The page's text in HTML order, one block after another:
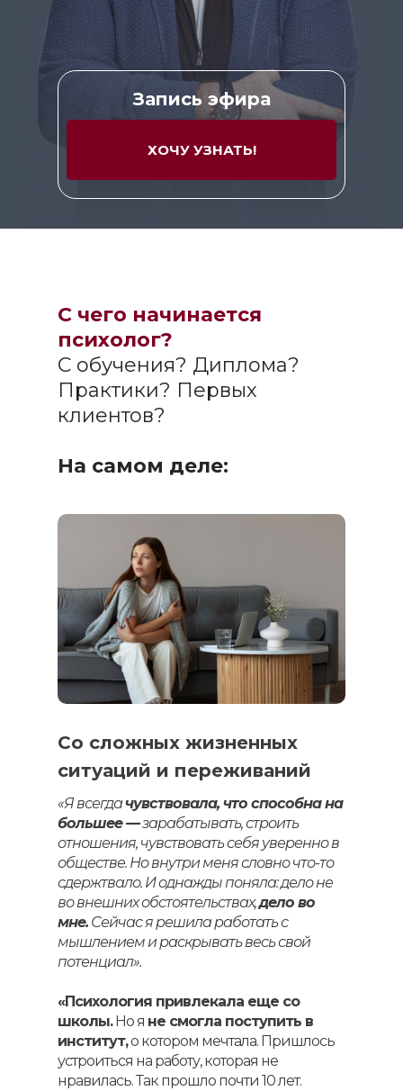
ХОЧУ УЗНАТЬ!
Запись эфира
С чего начинается
психолог?
С обучения? Диплома?
Практики? Первых
клиентов?
На самом деле:
«Я всегдачувствовала, что способна на
большее —зарабатывать, строить
отношения, чувствовать себя уверенно в
обществе. Но внутри меня словно что-то
сдержтвало. И однажды поняла: дело не
во внешних обстоятельствах,дело во
мне. Сейчас я решила работать с
мышлением и раскрывать весь свой
потенциал».
«Психология привлекала еще со
школы.Но я не смогла поступить в
институт,о котором мечтала. Пришлось
устроиться на работу, которая не
нравилась. Так прошло почти 10 лет.
Со сложных жизненных
ситуаций и переживаний